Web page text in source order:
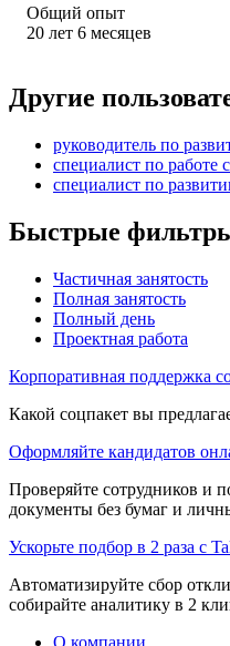
Общий опыт
20 лет 6 месяцев
Другие
руководитель по
специалист по работе
специалист по
Быстрые
Частичная занятость
Полная занятость
Полный день
Проектная работа
Корпоративная поддержка
Какой соцпакет вы
Оформляйте кандидатов
Проверяйте сотрудников и
документы без бумаг и
Ускорьте подбор в 2 раза с
Автоматизируйте сбор
собирайте аналитику в 2
О компании